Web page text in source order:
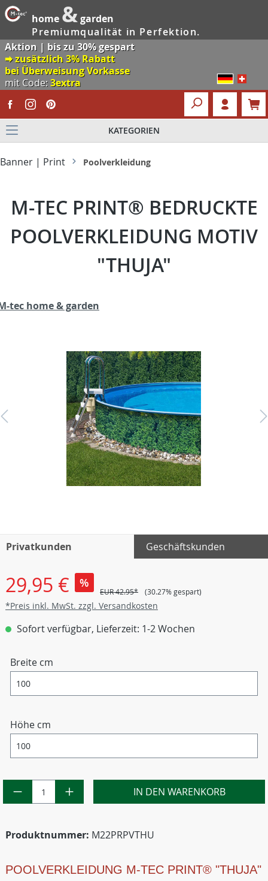
home &garden
Premiumqualität in Perfektion.
Aktion | bis zu 30% gespart
🠮 zusätzlich 3% Rabatt
bei Überweisung Vorkasse
mit Code:3extra
KATEGORIEN
Banner | Print Poolverkleidung
M-TEC PRINT® BEDRUCKTE
POOLVERKLEIDUNG MOTIV
"THUJA"
tec home & garden
Privatkunden Geschäftskunden
29,95 € %
EUR 42.95* (30.27% gespart)
*Preis inkl. MwSt. zzgl. Versandkosten
Sofort verfügbar, Lieferzeit: 1-2 Wochen
Breite cm
Höhe cm
IN DEN WARENKORB
Produktnummer: M22PRPVTHU
POOLVERKLEIDUNG M-TEC PRINT® "THUJA"